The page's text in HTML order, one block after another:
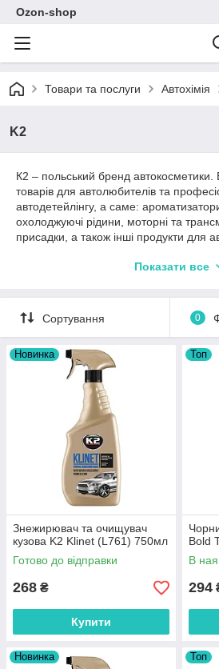
Ozon-shop
Товари та послуги Автохімія
K2
К2 – польський бренд
товарів для автолюбителів та
автодетейлінгу, а саме:
охолоджуючі рідини, моторні та
присадки, а також інші продукти для
К2 на ринку вже понад 25 років.
проводить дослідження, тестує кожен
майстернях для постійного
впроваджується. Товари бренду
світовим стандартам якості, мають
ISO 14001.
Сфери застосування
Ручні, портальні, тунельні, мийки
самообслуговування
Автотранспортні підприємства,
Студії детейлінгу, автосалони,
клуби та аероклуби
СТО повного циклу
Показати все
Сортування 0
Новинка
Знежирювач та очищувач
кузова K2 Klinet (L761) 750мл
Готово до відправки
268 ₴
Купити
Топ
Bold
В
294
Новинка Топ